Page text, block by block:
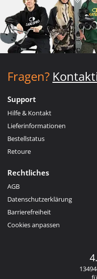
Fragen?
Support
Hilfe & Kontakt
Lieferinformationen
Bestellstatus
Retoure
Rechtliches
AGB
Datenschutzerklärung
Barrierefreiheit
Cookies anpassen